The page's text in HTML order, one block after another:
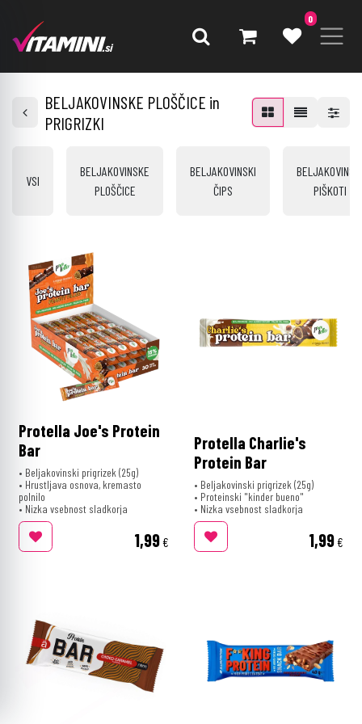
0
BELJAKOVINSKE PLOŠČICE in
PRIGRIZKI
VSI
BELJAKOVINSKE
PLOŠČICE
BELJAKOVINSKI
ČIPS
BELJAKOVINSKI
PIŠKOTI
Protella Joe's Protein
Bar
• Beljakovinski prigrizek (25g)
• Hrustljava osnova, kremasto
polnilo
• Nizka vsebnost sladkorja
1,99€
Protella Charlie's
Protein Bar
• Beljakovinski prigrizek (25g)
• Proteinski "kinder bueno"
• Nizka vsebnost sladkorja
1,99€